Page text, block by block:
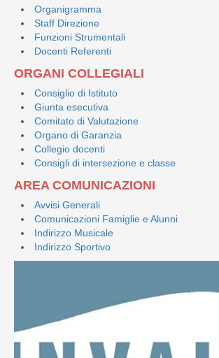
Organigramma
Staff Direzione
Funzioni Strumentali
Docenti Referenti
ORGANI COLLEGIALI
Consiglio di Istituto
Giunta esecutiva
Comitato di Valutazione
Organo di Garanzia
Collegio docenti
Consigli di intersezione e classe
AREA COMUNICAZIONI
Avvisi Generali
Comunicazioni Famiglie e Alunni
Indirizzo Musicale
Indirizzo Sportivo